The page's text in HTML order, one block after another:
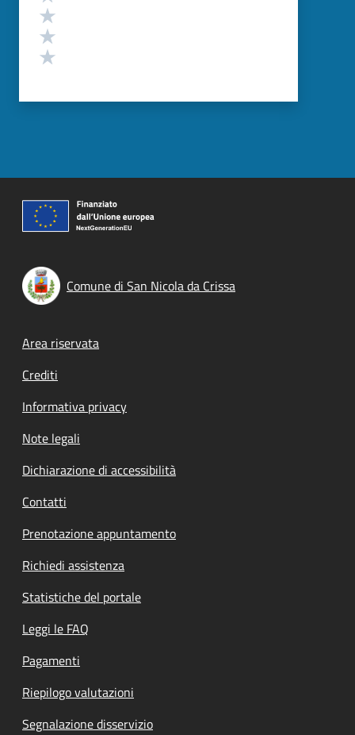
Comune di San Nicola da Crissa
Footer menu
Area riservata
Crediti
Informativa privacy
Note legali
Dichiarazione di accessibilità
Contatti
Prenotazione appuntamento
Richiedi assistenza
Statistiche del portale
Leggi le FAQ
Pagamenti
Riepilogo valutazioni
Segnalazione disservizio